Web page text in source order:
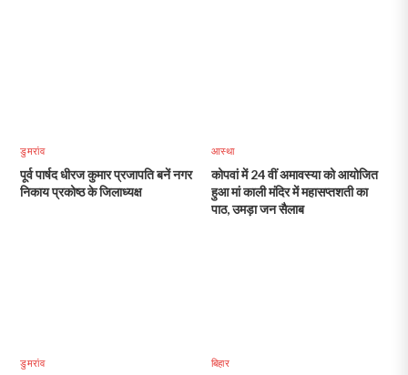
डुमरांव
पूर्व पार्षद धीरज कुमार प्रजापति बनें नगर
निकाय प्रकोष्ठ के जिलाध्यक्ष
आस्था
कोपवां में 24 वीं अमावस्या को आयोजित
हुआ मां काली मंदिर में महासप्तशती का
पाठ, उमड़ा जन सैलाब
डुमरांव बिहार